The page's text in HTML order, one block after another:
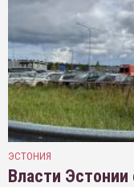
ЭСТОНИЯ
Власти